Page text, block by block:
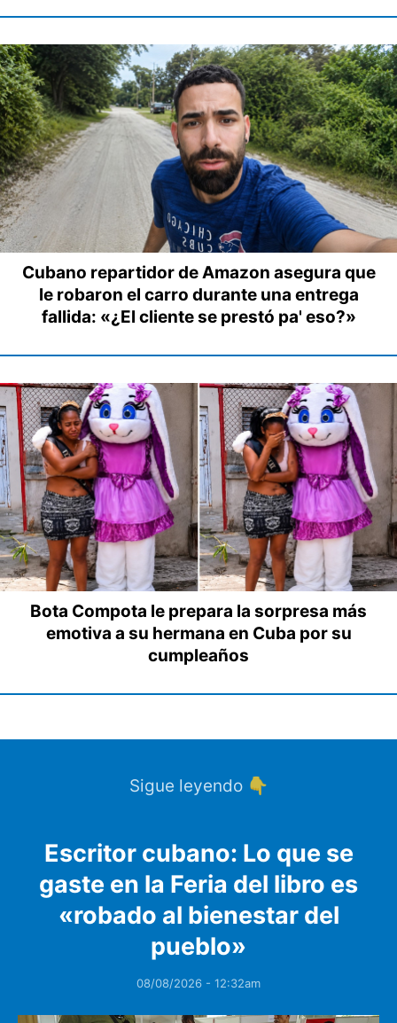
Cubano repartidor de Amazon asegura que
le robaron el carro durante una entrega
fallida: «¿El cliente se prestó pa' eso?»
Bota Compota le prepara la sorpresa más
emotiva a su hermana en Cuba por su
cumpleaños
Sigue leyendo 👇